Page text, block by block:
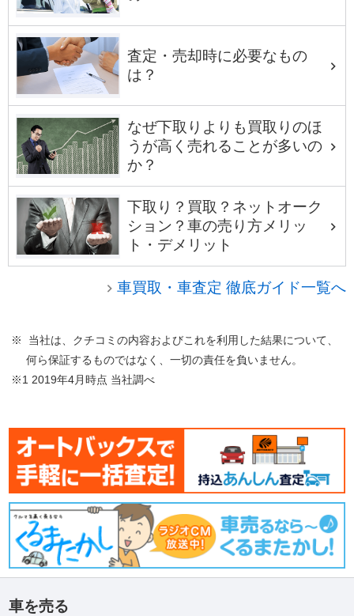
査定・売却時に必要なもの
は？
なぜ下取りよりも買取りのほ
うが高く売れることが多いの
か？
下取り？買取？ネットオーク
ション？車の売り方メリッ
ト・デメリット
車買取・車査定 徹底ガイド一覧へ
※ 当社は、クチコミの内容およびこれを利用した結果について、
何ら保証するものではなく、一切の責任を負いません。
※1 2019年4月時点 当社調べ
車を売る